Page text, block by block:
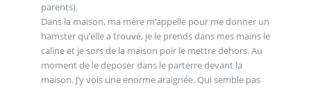
parents).
Dans la maison, ma mère m’appelle pour me donner un
hamster qu’elle a trouvé, je le prends dans mes mains le
caline et je sors de la maison poir le mettre dehors. Au
moment de le deposer dans le parterre devant la
maison. J’y vois une enorme araignée. Qui semble pas